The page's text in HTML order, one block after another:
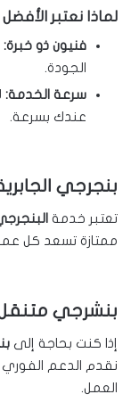
لماذا نعتبر
فنيون ذو خبرة:
الجودة.
سرعة الخدمة:
عندك بسرعة.
بنجرجي
تعتبر خدمة
ممتازة تسعد كل
بنشرجي متنقل
إذا كنت بحاجة إلى
نقدم الدعم
العمل.